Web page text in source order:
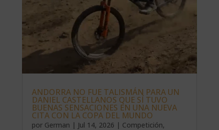
ANDORRA NO FUE TALISMÁN PARA UN
DANIEL CASTELLANOS QUE SÍ TUVO
BUENAS SENSACIONES EN UNA NUEVA
CITA CON LA COPA DEL MUNDO
por German | Jul 14, 2026 | Competición,